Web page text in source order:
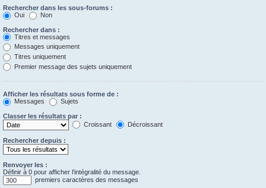
Rechercher dans les sous-forums :
Oui
Non
Rechercher dans :
Titres et messages
Messages uniquement
Titres uniquement
Premier message des sujets uniquement
Afficher les résultats sous forme de :
Messages
Sujets
Classer les résultats par :
Croissant
Décroissant
Rechercher depuis :
Renvoyer les :
Définir à 0 pour afficher l’intégralité du message.
premiers caractères des messages